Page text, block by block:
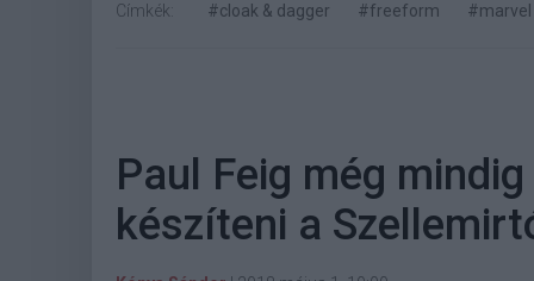
Címkék: #cloak & dagger #freeform #marvel
Paul Feig még
készíteni a